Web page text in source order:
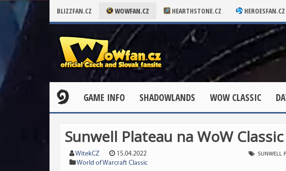
BLIZZFAN.CZ WOWFAN.CZ HEARTHSTONE.CZ HEROESFAN.CZ
GAME INFO SHADOWLANDS WOW CLASSIC
Sunwell Plateau na WoW Classic
WitekCZ
15.04.2022
World of Warcraft Classic
SUNWELL